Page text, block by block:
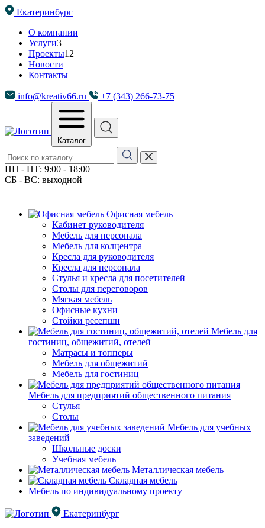
Екатеринбург
О компании
Услуги3
Проекты12
Новости
Контакты
info@kreativ66.ru +7 (343) 266-73-75
Каталог
ПН - ПТ: 9:00 - 18:00
СБ - ВС: выходной
Офисная мебель
Кабинет руководителя
Мебель для персонала
Мебель для колцентра
Кресла для руководителя
Кресла для персонала
Стулья и кресла для посетителей
Столы для переговоров
Мягкая мебель
Офисные кухни
Стойки ресепшн
Мебель для
гостиниц, общежитий, отелей
Матрасы и топперы
Мебель для общежитий
Мебель для гостиниц
Мебель для предприятий общественного питания
Стулья
Столы
Мебель для учебных
заведений
Школьные доски
Учебная мебель
Металлическая мебель
Складная мебель
Мебель по индивидуальному проекту
Екатеринбург